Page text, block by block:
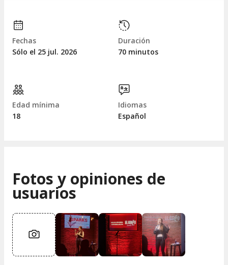
Fechas
Sólo el 25 jul. 2026
Duración
70 minutos
Edad mínima
18
Idiomas
Español
Fotos y opiniones de
usuarios